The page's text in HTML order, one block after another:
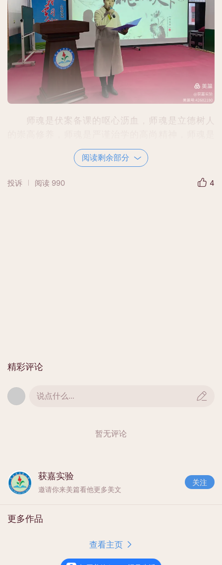
师魂是伏案备课的呕心沥血，师魂是立德树人
无私奉献的人生境界。徐常青老师朗诵的《强师
德，铸师魂》，让我们看到了一位位拥有师魂的实
赵艳老师朗诵的《我交给你们一个孩子》，字
托，更是对教育工作者的信任和期待。
长大后我就成了你，吕霖格老师深情朗诵这首
耳熟能详的《长大后我就成了你》带我们品尝了
阅读剩余部分
投诉 阅读 990 4
精彩评论
说点什么...
暂无评论
获嘉实验
邀请你来美篇看他更多美文
关注
更多作品
查看主页